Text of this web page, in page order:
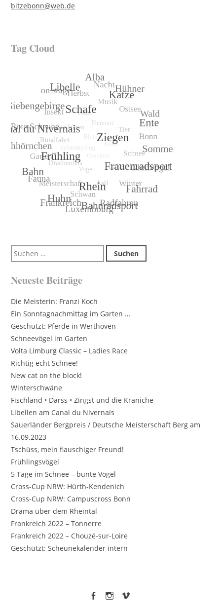
bitzebonn@web.de
Tag Cloud
Suchen
nach:
Neueste Beiträge
Die Meisterin: Franzi Koch
Ein Sonntagnachmittag im Garten …
Geschützt: Pferde in Werthoven
Schneevögel im Garten
Volta Limburg Classic – Ladies Race
Richtig echt Schnee!
New cat on the block!
Winterschwäne
Fischland • Darss • Zingst und die Kraniche
Libellen am Canal du Nivernais
Sauerländer Bergpreis / Deutsche Meisterschaft Berg am
16.09.2023
Tschüss, mein flauschiger Freund!
Frühlingsvögel
5 Tage im Schnee – bunte Vögel
Cross-Cup NRW: Hürth-Kendenich
Cross-Cup NRW: Campuscross Bonn
Drama über dem Rheintal
Frankreich 2022 – Tonnerre
Frankreich 2022 – Chouzé-sur-Loire
Geschützt: Scheunekalender intern